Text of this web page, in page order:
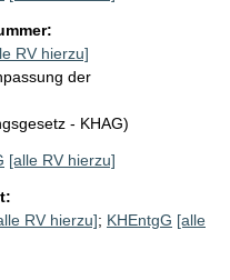
RV hierzu]
der
- KHAG)
[alle RV hierzu]
RV hierzu]; KHEntgG [alle